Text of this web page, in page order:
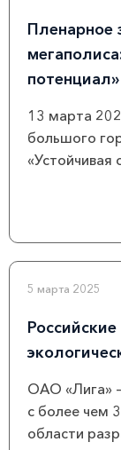
Пленарное
потенциал»
13 марта
большого
«Устойчивая
5 марта 2025
ОАО «Лига»
с более чем
области